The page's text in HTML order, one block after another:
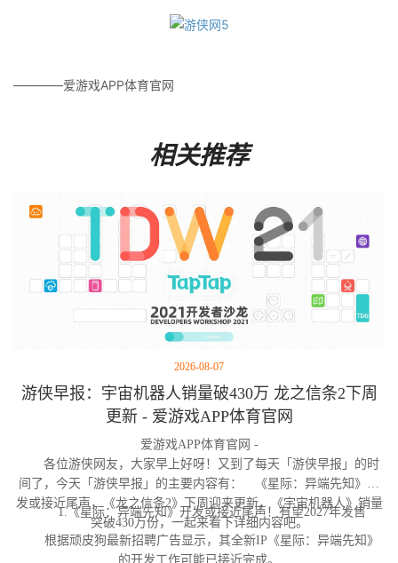
————爱游戏APP体育官网
相关推荐
2026-08-07
游侠早报：宇宙机器人销量破430万 龙之信条2下周
更新 - 爱游戏APP体育官网
爱游戏APP体育官网 -
各位游侠网友，大家早上好呀！又到了每天「游侠早报」的时
间了，今天「游侠早报」的主要内容有： 《星际：异端先知》开
发或接近尾声，《龙之信条2》下周迎来更新，《宇宙机器人》销量
突破430万份，一起来看下详细内容吧。
1.《星际：异端先知》开发或接近尾声！有望2027年发售
根据顽皮狗最新招聘广告显示，其全新IP《星际：异端先知》
的开发工作可能已接近完成。